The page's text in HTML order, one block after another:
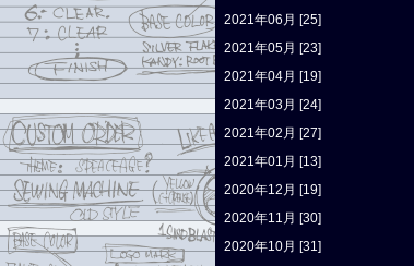
2021年06月 [25]
2021年05月 [23]
2021年04月 [19]
2021年03月 [24]
2021年02月 [27]
2021年01月 [13]
2020年12月 [19]
2020年11月 [30]
2020年10月 [31]